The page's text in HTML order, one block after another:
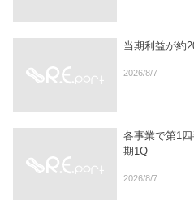
当期利益が約
2026/8/7
各事業で第1
期1Q
2026/8/7